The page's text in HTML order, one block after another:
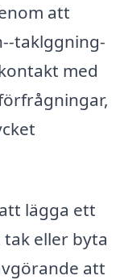
att
taklggning-
med
lägga ett
eller byta
att